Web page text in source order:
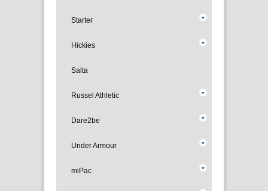
Starter
Hickies
Salta
Russel Athletic
Dare2be
Under Armour
miPac